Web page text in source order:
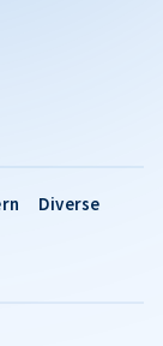
Diverse